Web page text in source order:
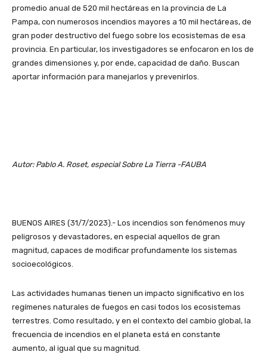
promedio anual de 520 mil hectáreas en la provincia de La
Pampa, con numerosos incendios mayores a 10 mil hectáreas, de
gran poder destructivo del fuego sobre los ecosistemas de esa
provincia. En particular, los investigadores se enfocaron en los de
grandes dimensiones y, por ende, capacidad de daño. Buscan
aportar información para manejarlos y prevenirlos.
Autor: Pablo A. Roset, especial Sobre La Tierra -FAUBA
BUENOS AIRES (31/7/2023).- Los incendios son fenómenos muy
peligrosos y devastadores, en especial aquellos de gran
magnitud, capaces de modificar profundamente los sistemas
socioecológicos.
Las actividades humanas tienen un impacto significativo en los
regímenes naturales de fuegos en casi todos los ecosistemas
terrestres. Como resultado, y en el contexto del cambio global, la
frecuencia de incendios en el planeta está en constante
aumento, al igual que su magnitud.